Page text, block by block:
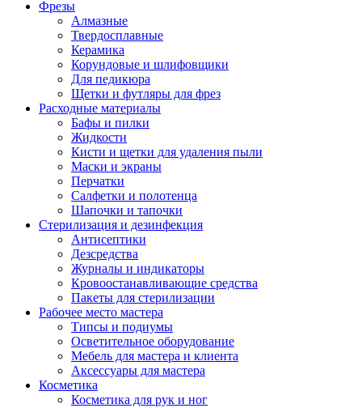
Фрезы
Алмазные
Твердосплавные
Керамика
Корундовые и шлифовщики
Для педикюра
Щетки и футляры для фрез
Расходные материалы
Бафы и пилки
Жидкости
Кисти и щетки для удаления пыли
Маски и экраны
Перчатки
Салфетки и полотенца
Шапочки и тапочки
Стерилизация и дезинфекция
Антисептики
Дезсредства
Журналы и индикаторы
Кровоостанавливающие средства
Пакеты для стерилизации
Рабочее место мастера
Типсы и подиумы
Осветительное оборудование
Мебель для мастера и клиента
Аксессуары для мастера
Косметика
Косметика для рук и ног